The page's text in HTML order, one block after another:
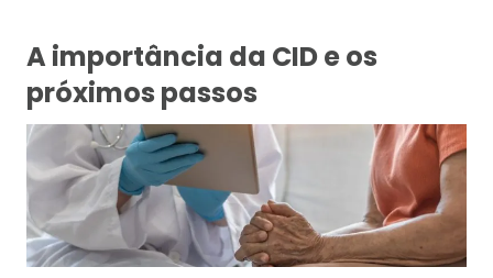
A importância da CID e os
próximos passos